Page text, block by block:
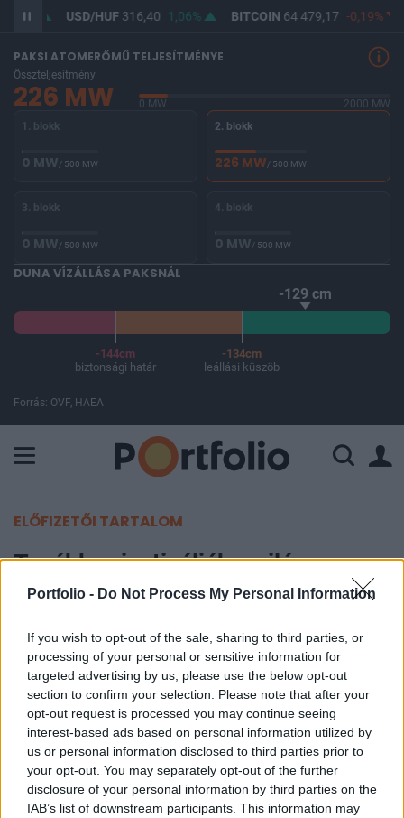
Portfolio - Do Not Process My Personal Information
If you wish to opt-out of the sale, sharing to third parties, or
processing of your personal or sensitive information for
targeted advertising by us, please use the below opt-out
section to confirm your selection. Please note that after your
opt-out request is processed you may continue seeing
interest-based ads based on personal information utilized by
us or personal information disclosed to third parties prior to
your opt-out. You may separately opt-out of the further
disclosure of your personal information by third parties on the
IAB’s list of downstream participants. This information may
0,8% USD/HUF316,40 1,06% BITCOIN 64 479,17 -0,19%
PAKSI ATOMERŐMŰ TELJESÍTMÉNYE
Összteljesítmény
226 MW 0 MW
2000 MW
1. blokk
0 MW/ 500 MW
2. blokk
226 MW/ 500 MW
3. blokk
0 MW/ 500 MW
4. blokk
0 MW/ 500 MW
DUNA VÍZÁLLÁSA PAKSNÁL
-129 cm
-144cm
biztonsági határ
-134cm
leállási küszöb
Forrás: OVF, HAEA
ELŐFIZETŐI TARTALOM
Tovább privatizálják a világ
legrégebbi bankját
Portfolio
2024. október 07. 08:57
Olaszország el akar adni mintegy 10-15%-ot a
Monte dei Paschi di Sienában megmaradt 26,7%-
os részesedéséből – értesült a Reuters. A bank
privatizációjára az Európai Bizottság kötelezte az
olasz államot.